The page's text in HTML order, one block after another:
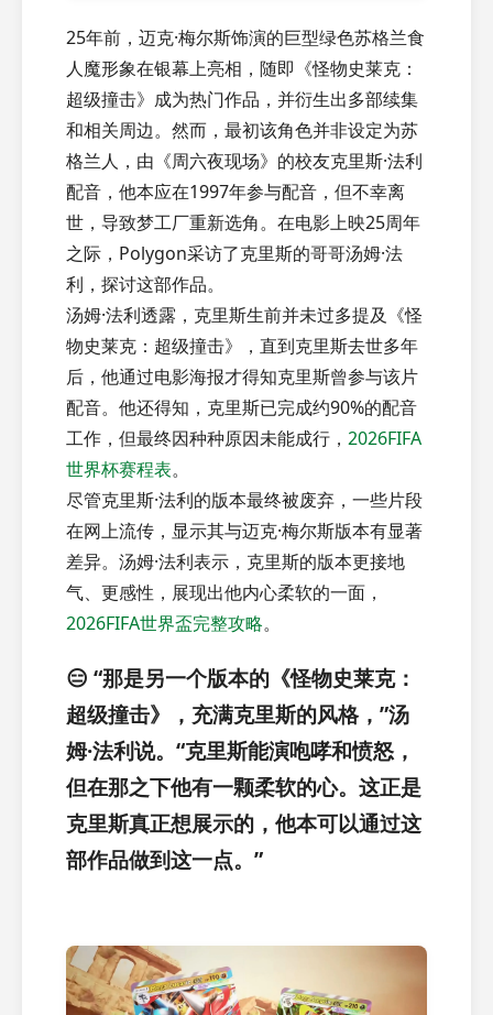
25年前，迈克·梅尔斯饰演的巨型绿色苏格兰食
人魔形象在银幕上亮相，随即《怪物史莱克：
超级撞击》成为热门作品，并衍生出多部续集
和相关周边。然而，最初该角色并非设定为苏
格兰人，由《周六夜现场》的校友克里斯·法利
配音，他本应在1997年参与配音，但不幸离
世，导致梦工厂重新选角。在电影上映25周年
之际，Polygon采访了克里斯的哥哥汤姆·法
利，探讨这部作品。
汤姆·法利透露，克里斯生前并未过多提及《怪
物史莱克：超级撞击》，直到克里斯去世多年
后，他通过电影海报才得知克里斯曾参与该片
配音。他还得知，克里斯已完成约90%的配音
工作，但最终因种种原因未能成行， 2026FIFA
世界杯赛程表。
尽管克里斯·法利的版本最终被废弃，一些片段
在网上流传，显示其与迈克·梅尔斯版本有显著
差异。汤姆·法利表示，克里斯的版本更接地
气、更感性，展现出他内心柔软的一面，
2026FIFA世界盃完整攻略。
😑 “那是另一个版本的《怪物史莱克：
超级撞击》，充满克里斯的风格，”汤
姆·法利说。“克里斯能演咆哮和愤怒，
但在那之下他有一颗柔软的心。这正是
克里斯真正想展示的，他本可以通过这
部作品做到这一点。”